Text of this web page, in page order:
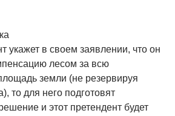
укажет в своем заявлении, что он
лесом за всю
земли (не резервируя
то для него подготовят
и этот претендент будет